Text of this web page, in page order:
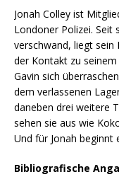
Jonah Colley ist
Londoner Polizei. Seit
verschwand, liegt sein
der Kontakt zu
Gavin sich
dem verlassenen
daneben drei weitere
sehen sie aus wie
Und für Jonah beginnt
Bibliografische